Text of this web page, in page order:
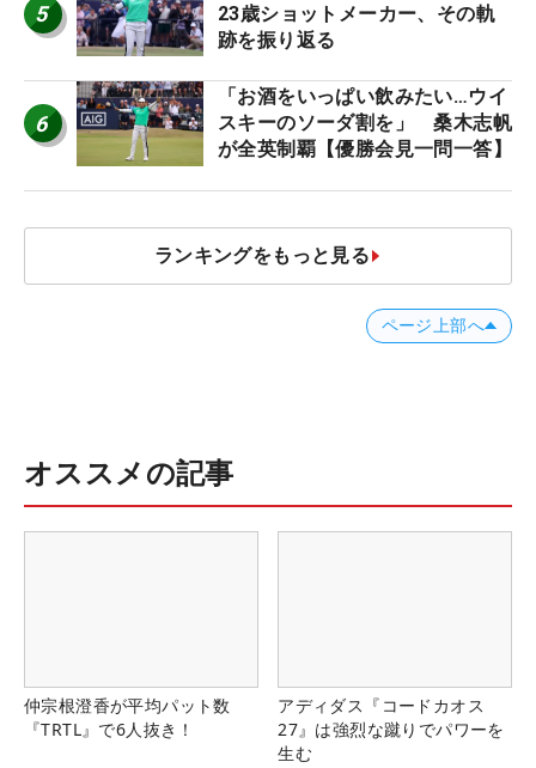
5
23歳ショットメーカー、その軌
跡を振り返る
6
「お酒をいっぱい飲みたい…ウイ
スキーのソーダ割を」 桑木志帆
が全英制覇【優勝会見一問一答】
ランキングをもっと見る
ページ上部へ
オススメの記事
仲宗根澄香が平均パット数
『TRTL』で6人抜き！
アディダス『コードカオス
27』は強烈な蹴りでパワーを
生む